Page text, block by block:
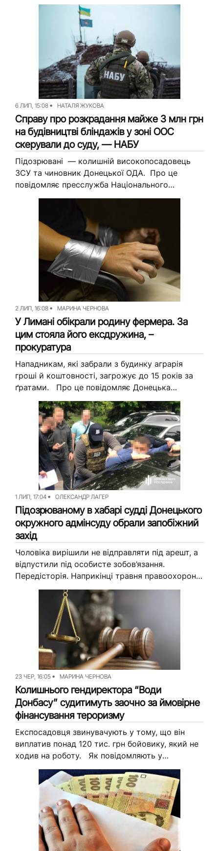
та чи визнає чоловік свою провину.
Передісторія Пресслужба поліції...
6 ЛИП, 15:08 НАТАЛЯ ЖУКОВА
Справу про розкрадання майже 3 млн грн
на будівництві бліндажів у зоні ООС
скерували до суду, — НАБУ
Підозрювані — колишній високопосадовець
ЗСУ та чиновник Донецької ОДА. Про це
повідомляє пресслужба Національного
антикорупційного бюро України. Підсудними
директор департаменту капітального
будівництва Донецької облдержадміністрації,
яких...
2 ЛИП, 16:08 МАРИНА ЧЕРНОВА
У Лимані обікрали родину фермера. За
цим стояла його ексдружина, –
прокуратура
Нападникам, які забрали з будинку аграрія
гроші й коштовності, загрожує до 15 років за
ґратами. Про це повідомляє Донецька
обласна прокуратура. За матеріалами слідства,
ввечері 7 жовтня 2020 року...
1 ЛИП, 17:04 ОЛЕКСАНДР ЛАГЕР
Підозрюваному в хабарі судді Донецького
окружного адмінсуду обрали запобіжний
захід
Чоловіка вирішили не відправляти під арешт, а
відпустили під особисте зобов’язання.
Передісторія. Наприкінці травня правоохоронці
затримали суддю Донецького окружного
адміністративного суду. За даними слідчих,
чоловік обіцяв одному з підприємців...
23 ЧЕР, 16:05 МАРИНА ЧЕРНОВА
Колишнього гендиректора “Води
Донбасу” судитимуть заочно за ймовірне
фінансування тероризму
Експосадовця звинувачують у тому, що він
виплатив понад 120 тис. грн бойовику, який не
ходив на роботу. Як повідомляють у
Донецькій обласній прокуратурі, у 2014 році
виконувач обов’язків генерального...